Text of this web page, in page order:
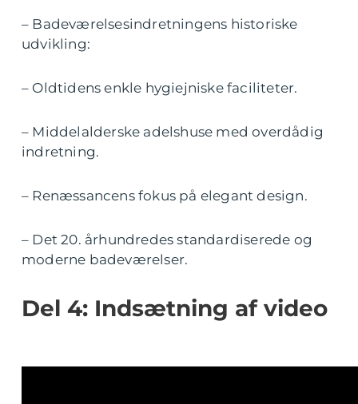
– Badeværelsesindretningens historiske
udvikling:
– Oldtidens enkle hygiejniske faciliteter.
– Middelalderske adelshuse med overdådig
indretning.
– Renæssancens fokus på elegant design.
– Det 20. århundredes standardiserede og
moderne badeværelser.
Del 4: Indsætning af video